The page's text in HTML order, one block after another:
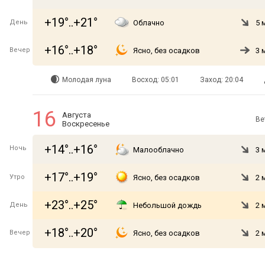
День +19°..+21° Облачно 5
Вечер +16°..+18° Ясно, без осадков 3
Молодая луна Восход: 05:01 Заход: 20:04
16
Августа
Воскресенье
Ночь +14°..+16° Малооблачно 3
Утро +17°..+19° Ясно, без осадков 2
День +23°..+25° Небольшой дождь 2
Вечер +18°..+20° Ясно, без осадков 2